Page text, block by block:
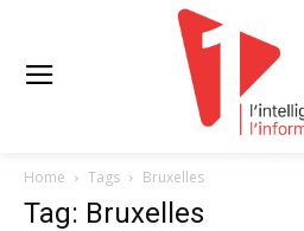
Home Tags Bruxelles
Tag: Bruxelles